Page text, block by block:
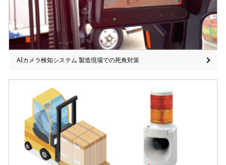
AIカメラ検知システム 製造現場での死角対策